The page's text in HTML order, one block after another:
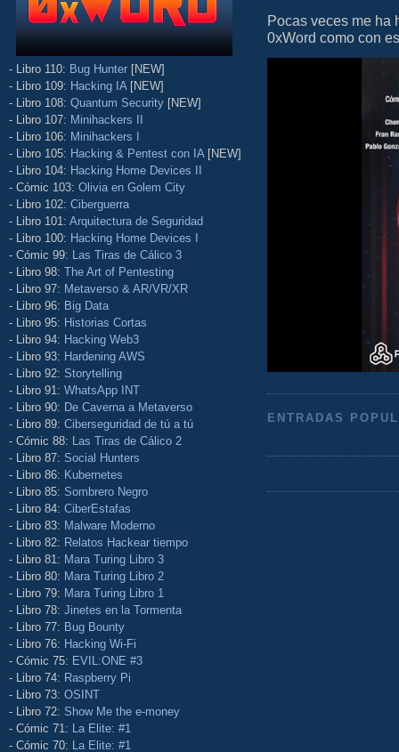
- Libro 110: Bug Hunter [NEW]
- Libro 109: Hacking IA [NEW]
- Libro 108: Quantum Security [NEW]
- Libro 107: Minihackers II
- Libro 106: Minihackers I
- Libro 105: Hacking & Pentest con IA [NEW]
- Libro 104: Hacking Home Devices II
- Cómic 103: Olivia en Golem City
- Libro 102: Ciberguerra
- Libro 101: Arquitectura de Seguridad
- Libro 100: Hacking Home Devices I
- Cómic 99: Las Tiras de Cálico 3
- Libro 98: The Art of Pentesting
- Libro 97: Metaverso & AR/VR/XR
- Libro 96: Big Data
- Libro 95: Historias Cortas
- Libro 94: Hacking Web3
- Libro 93: Hardening AWS
- Libro 92: Storytelling
- Libro 91: WhatsApp INT
- Libro 90: De Caverna a Metaverso
- Libro 89: Ciberseguridad de tú a tú
- Cómic 88: Las Tiras de Cálico 2
- Libro 87: Social Hunters
- Libro 86: Kubernetes
- Libro 85: Sombrero Negro
- Libro 84: CiberEstafas
- Libro 83: Malware Moderno
- Libro 82: Relatos Hackear tiempo
- Libro 81: Mara Turing Libro 3
- Libro 80: Mara Turing Libro 2
- Libro 79: Mara Turing Libro 1
- Libro 78: Jinetes en la Tormenta
- Libro 77: Bug Bounty
- Libro 76: Hacking Wi-Fi
- Cómic 75: EVIL:ONE #3
- Libro 74: Raspberry Pi
- Libro 73: OSINT
- Libro 72: Show Me the e-money
- Cómic 71: La Elite: #1
- Cómic 70: La Elite: #1
Pocas veces me ha
0xWord como con
ENTRADAS